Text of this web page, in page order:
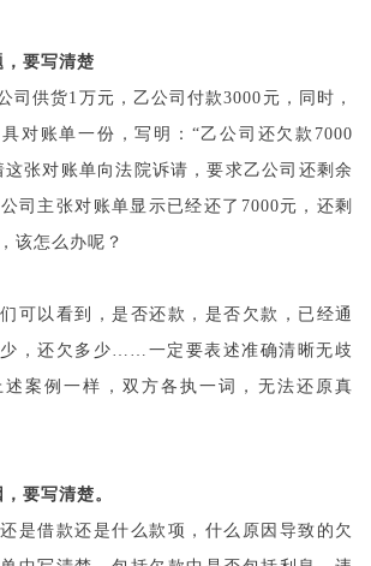
要写清楚
司供货1万元，乙公司付款3000元，同时，
对账单一份，写明：“乙公司还欠款7000
这张对账单向法院诉请，要求乙公司还剩余
司主张对账单显示已经还了7000元，还剩
该怎么办呢？
可以看到，是否还款，是否欠款，已经通
，还欠多少……一定要表述准确清晰无歧
述案例一样，双方各执一词，无法还原真
要写清楚。
是借款还是什么款项，什么原因导致的欠